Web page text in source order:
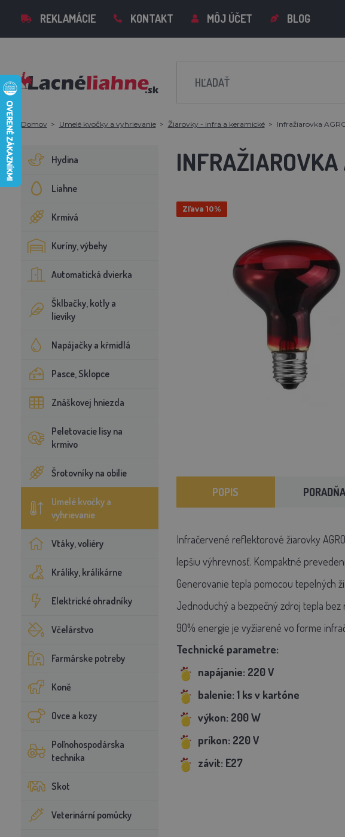
REKLAMÁCIE KONTAKT MÔJ ÚČET BLOG
Domov Umelé kvočky a vyhrievanie Žiarovky - infra a keramické Infražiarovka
Hydina
Liahne
Krmivá
Kuríny, výbehy
Automatická dvierka
Šklbačky, kotly a
lieviky
Napájačky a kŕmidlá
Pasce, Sklopce
Znáškovej hniezda
Peletovacie lisy na
krmivo
Šrotovníky na obilie
Umelé kvočky a
vyhrievanie
Vtáky, voliéry
Králiky, králikárne
Elektrické ohradníky
Včelárstvo
Farmárske potreby
Koně
Ovce a kozy
Poľnohospodárska
technika
Skot
Veterinární pomůcky
Zľava 10%
POPIS PORADŇA
Infračervené reflektorové žiarovky
lepšiu výhrevnosť. Kompaktné
Generovanie tepla pomocou tepelných
Jednoduchý a bezpečný zdroj tepla bez
90% energie je vyžiarené vo forme
Technické parametre:
napájanie: 220 V
balenie: 1 ks v kartóne
výkon: 200 W
príkon: 220 V
závit: E27